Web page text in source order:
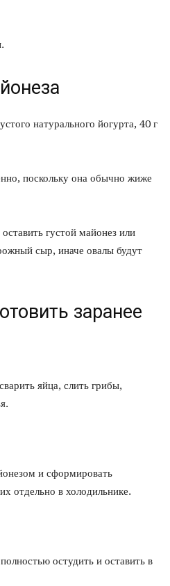
натурального йогурта, 40 г
поскольку она обычно жиже
густой майонез или
сыр, иначе овалы будут
заранее
яйца, слить грибы,
и сформировать
отдельно в холодильнике.
остудить и оставить в